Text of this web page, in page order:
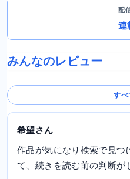
配
連
みんなのレビュー
すべ
希望さん
作品が気になり検索で見つ
て、続きを読む前の判断が